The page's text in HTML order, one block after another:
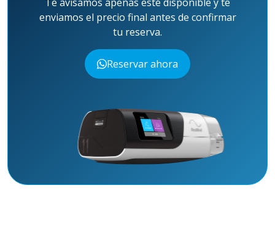
enviamos el precio final antes de confirmar
tu reserva.
Reservar ahora